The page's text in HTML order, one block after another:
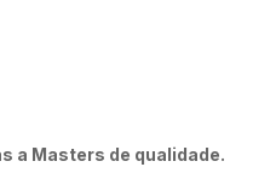
a Masters de qualidade.